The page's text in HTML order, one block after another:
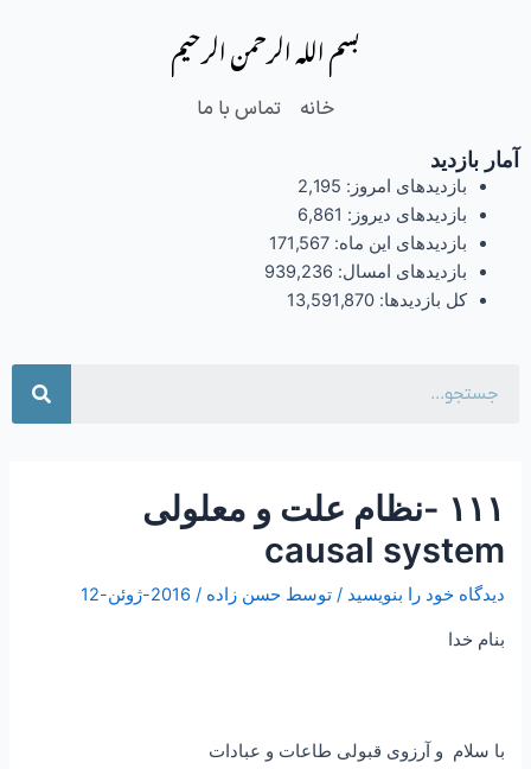
بسم الله الرحمن الرحیم
خانه تماس با ما
آمار بازدید
بازدیدهای امروز: 2,195
بازدیدهای دیروز: 6,861
بازدیدهای این ماه: 171,567
بازدیدهای امسال: 939,236
کل بازدیدها: 13,591,870
۱۱۱ -نظام علت و معلولی
causal system
دیدگاه‌ خود را بنویسید / توسطحسن زاده/ 2016-ژوئن-12
بنام خدا
با سلام و آرزوی قبولی طاعات و عبادات